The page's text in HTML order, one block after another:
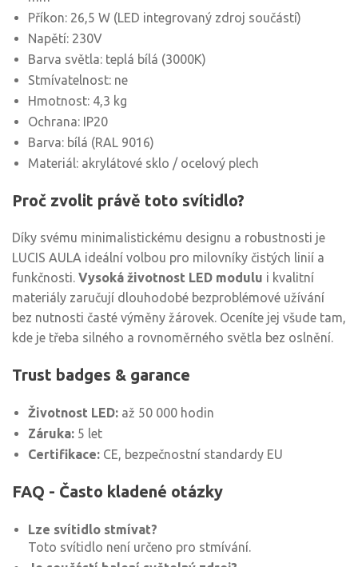
Příkon: 26,5 W (LED integrovaný zdroj součástí)
Napětí: 230V
Barva světla: teplá bílá (3000K)
Stmívatelnost: ne
Hmotnost: 4,3 kg
Ochrana: IP20
Barva: bílá (RAL 9016)
Materiál: akrylátové sklo / ocelový plech
Proč zvolit právě toto svítidlo?
Díky svému minimalistickému designu a robustnosti je
LUCIS AULA ideální volbou pro milovníky čistých linií a
funkčnosti. Vysoká životnost LED modulu i kvalitní
materiály zaručují dlouhodobé bezproblémové užívání
bez nutnosti časté výměny žárovek. Oceníte jej všude tam,
kde je třeba silného a rovnoměrného světla bez oslnění.
Trust badges & garance
Životnost LED: až 50 000 hodin
Záruka: 5 let
Certifikace: CE, bezpečnostní standardy EU
FAQ - Často kladené otázky
Lze svítidlo stmívat?
Toto svítidlo není určeno pro stmívání.